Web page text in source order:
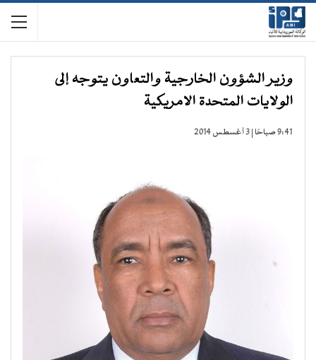
وزير الشؤون الخارجية والتعاون يتوجه إلى
الولايات المتحدة الامريكية
9:41 صباحًا | 3 أغسطس 2014